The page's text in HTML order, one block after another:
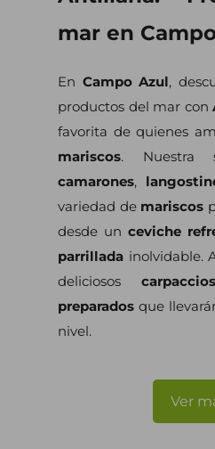
mar en
En Campo Azul,
productos del mar con
favorita de quienes
mariscos. Nuestra
camarones,
variedad de mariscos
desde un ceviche
parrillada inolvidable.
deliciososcarpaccios
preparados que
nivel.
Ver